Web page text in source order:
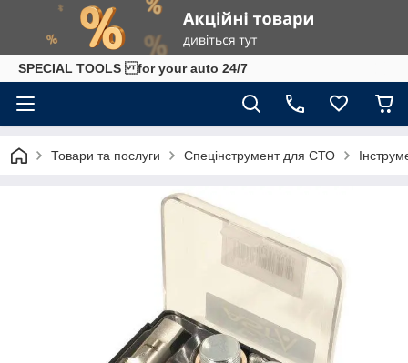
SPECIAL TOOLS for your auto 24/7
Товари та послуги Спецінструмент для СТО